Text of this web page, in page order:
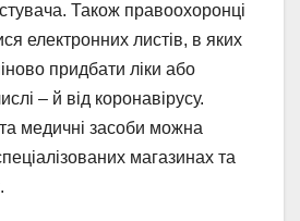
Також правоохоронці
електронних листів, в яких
придбати ліки або
– й від коронавірусу.
медичні засоби можна
магазинах та